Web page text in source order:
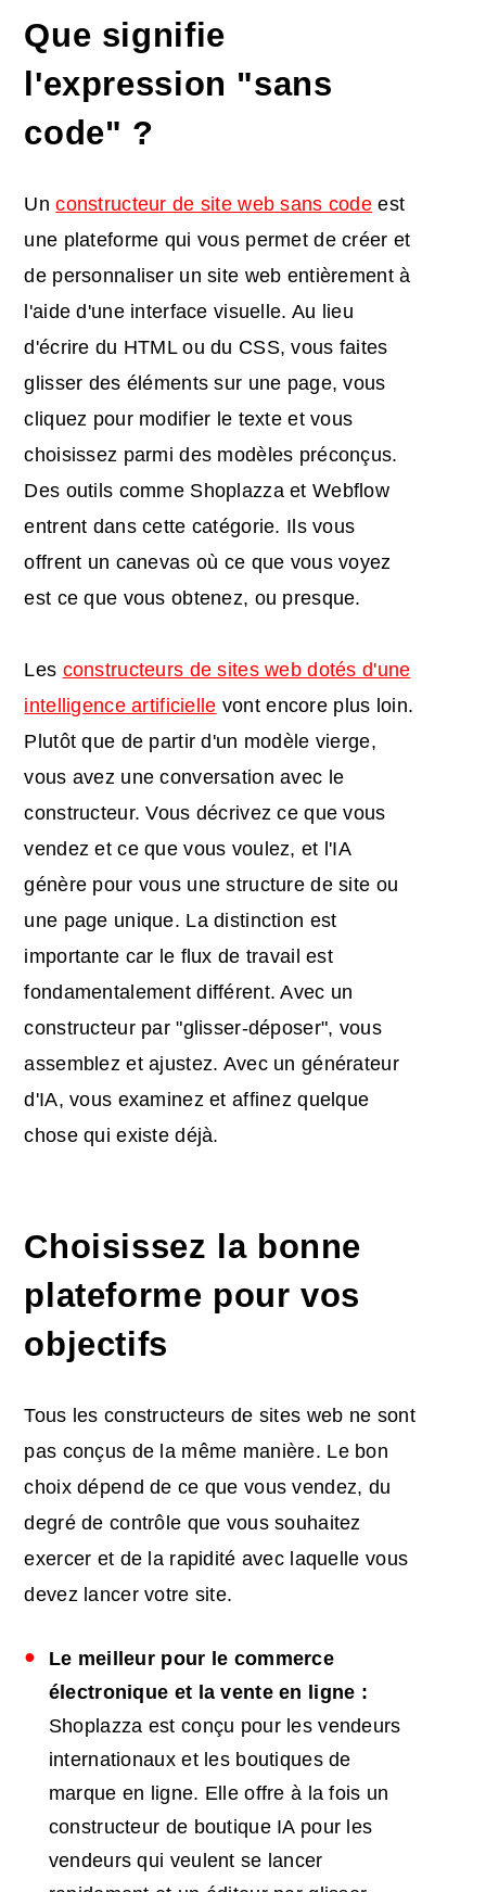
Que signifie
l'expression "sans
code" ?
Unconstructeur de site web sans code est
une plateforme qui vous permet de créer et
de personnaliser un site web entièrement à
l'aide d'une interface visuelle. Au lieu
d'écrire du HTML ou du CSS, vous faites
glisser des éléments sur une page, vous
cliquez pour modifier le texte et vous
choisissez parmi des modèles préconçus.
Des outils comme Shoplazza et Webflow
entrent dans cette catégorie. Ils vous
offrent un canevas où ce que vous voyez
est ce que vous obtenez, ou presque.
Les constructeurs de sites web dotés d'une
intelligence artificielle vont encore plus loin.
Plutôt que de partir d'un modèle vierge,
vous avez une conversation avec le
constructeur. Vous décrivez ce que vous
vendez et ce que vous voulez, et l'IA
génère pour vous une structure de site ou
une page unique. La distinction est
importante car le flux de travail est
fondamentalement différent. Avec un
constructeur par "glisser-déposer", vous
assemblez et ajustez. Avec un générateur
d'IA, vous examinez et affinez quelque
chose qui existe déjà.
Choisissez la bonne
plateforme pour vos
objectifs
Tous les constructeurs de sites web ne sont
pas conçus de la même manière. Le bon
choix dépend de ce que vous vendez, du
degré de contrôle que vous souhaitez
exercer et de la rapidité avec laquelle vous
devez lancer votre site.
Le meilleur pour le commerce
électronique et la vente en ligne :
Shoplazza est conçu pour les vendeurs
internationaux et les boutiques de
marque en ligne. Elle offre à la fois un
constructeur de boutique IA pour les
vendeurs qui veulent se lancer